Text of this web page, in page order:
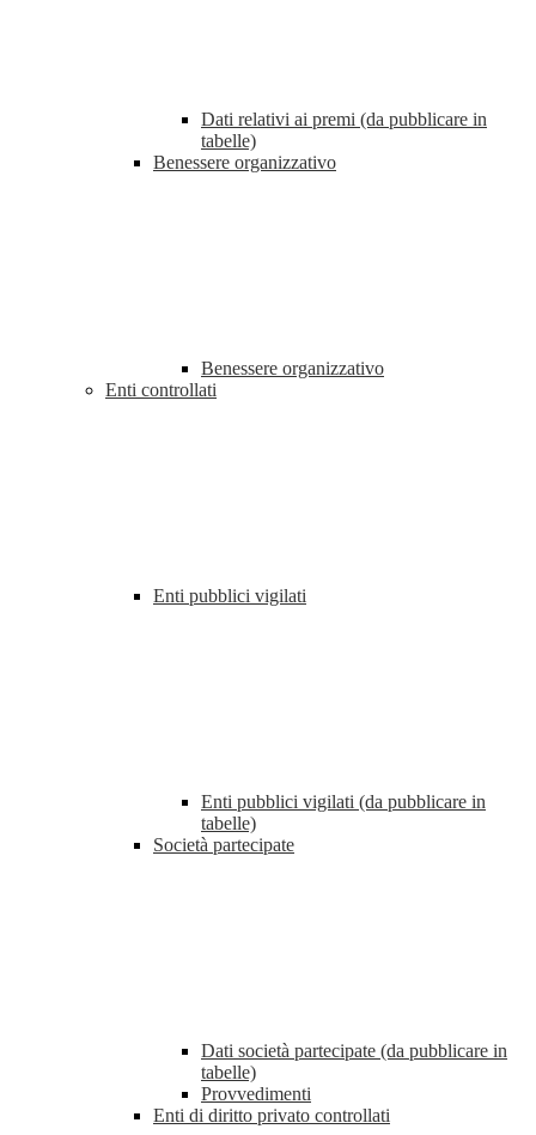
Dati relativi ai premi (da pubblicare in
tabelle)
Benessere organizzativo
Benessere organizzativo
Enti controllati
Enti pubblici vigilati
Enti pubblici vigilati (da pubblicare in
tabelle)
Società partecipate
Dati società partecipate (da pubblicare in
tabelle)
Provvedimenti
Enti di diritto privato controllati